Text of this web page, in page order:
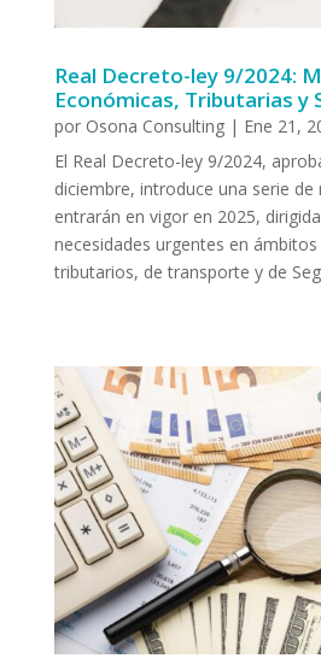
Real Decreto-ley 9/2024:
Económicas, Tributarias y
por Osona Consulting| Ene 21,
El Real Decreto-ley 9/2024,
diciembre, introduce una serie de
entrarán en vigor en 2025,
necesidades urgentes en
tributarios, de transporte y de